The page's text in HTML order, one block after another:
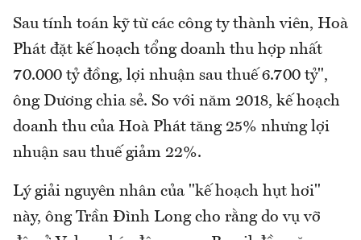
Sau tính toán kỹ từ các công ty thành viên, Hoà
Phát đặt kế hoạch tổng doanh thu hợp nhất
70.000 tỷ đồng, lợi nhuận sau thuế 6.700 tỷ",
ông Dương chia sẻ. So với năm 2018, kế hoạch
doanh thu của Hoà Phát tăng 25% nhưng lợi
nhuận sau thuế giảm 22%.
Lý giải nguyên nhân của "kế hoạch hụt hơi"
này, ông Trần Đình Long cho rằng do vụ vỡ